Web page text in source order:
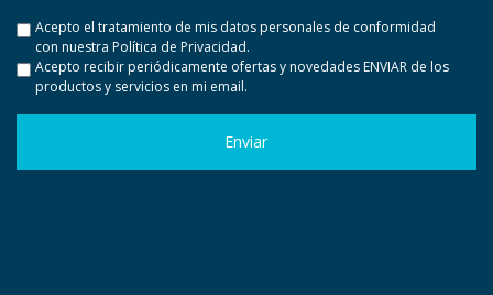
Acceptación
política
(Obligatorio)
Acepto el tratamiento de mis datos personales de conformidad
con nuestra Política de Privacidad.
Acepto recibir periódicamente ofertas y novedades ENVIAR de los
productos y servicios en mi email.